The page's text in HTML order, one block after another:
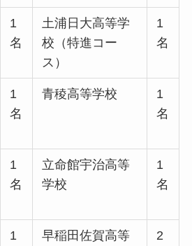
1
名
土浦日大高等学
校（特進コー
ス）
1
名
1
名
青稜高等学校
1
名
1
名
立命館宇治高等
学校
1
名
1
早稲田佐賀高等
2